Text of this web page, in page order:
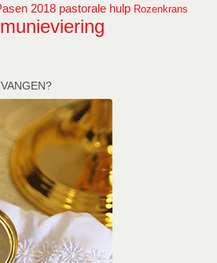
2018 pastorale hulp Rozenkrans